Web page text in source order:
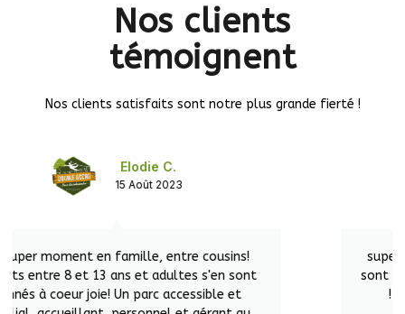
Nos clients
témoignent
Nos clients satisfaits sont notre plus grande fierté !
superbe après-midi
les enfants et l adulte
sont trop contents
accueil très sympathique
! nous recommandons vivement ! merci